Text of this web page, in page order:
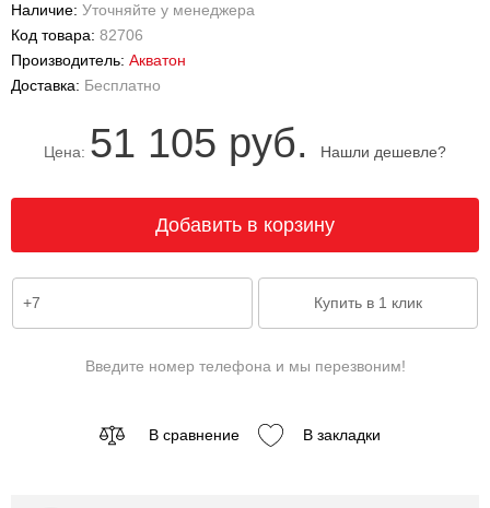
Наличие: Уточняйте у менеджера
Код товара: 82706
Производитель: Акватон
Доставка: Бесплатно
Цена: 51 105 руб. Нашли дешевле?
Введите номер телефона и мы перезвоним!
В сравнение В закладки